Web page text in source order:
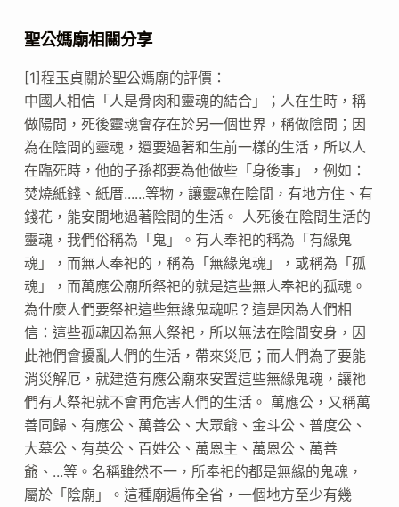
聖公媽廟相關分享
[1]程玉貞關於聖公媽廟的評價：
中國人相信「人是骨肉和靈魂的結合」；人在生時，稱
做陽間，死後靈魂會存在於另一個世界，稱做陰間；因
為在陰間的靈魂，還要過著和生前一樣的生活，所以人
在臨死時，他的子孫都要為他做些「身後事」，例如：
焚燒紙錢、紙厝......等物，讓靈魂在陰間，有地方住、有
錢花，能安閒地過著陰間的生活。 人死後在陰間生活的
靈魂，我們俗稱為「鬼」。有人奉祀的稱為「有緣鬼
魂」，而無人奉祀的，稱為「無緣鬼魂」，或稱為「孤
魂」，而萬應公廟所祭祀的就是這些無人奉祀的孤魂。
為什麼人們要祭祀這些無緣鬼魂呢？這是因為人們相
信：這些孤魂因為無人祭祀，所以無法在陰間安身，因
此祂們會擾亂人們的生活，帶來災厄；而人們為了要能
消災解厄，就建造有應公廟來安置這些無緣鬼魂，讓祂
們有人祭祀就不會再危害人們的生活。 萬應公，又稱萬
善同歸、有應公、萬善公、大眾爺、金斗公、普度公、
大墓公、有英公、百姓公、萬恩主、萬恩公、萬善
爺、...等。名稱雖然不一，所奉祀的都是無緣的鬼魂，
屬於「陰廟」。這種廟遍佈全省，一個地方至少有幾